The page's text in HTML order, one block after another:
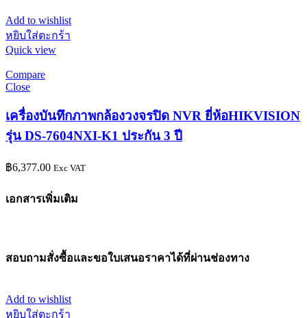
Add to wishlist
หยิบใส่ตะกร้า
Quick view
Compare
Close
เครื่องบันทึกภาพกล้องวงจรปิด NVR ยี่ห้อHIKVISION
รุ่น DS-7604NXI-K1 ประกัน 3 ปี
฿6,377.00 Exc VAT
เอกสารเพิ่มเติม
สอบถามสั่งซื้อและขอใบเสนอราคาได้ที่ผ่านช่องทาง
Add to wishlist
หยิบใส่ตะกร้า